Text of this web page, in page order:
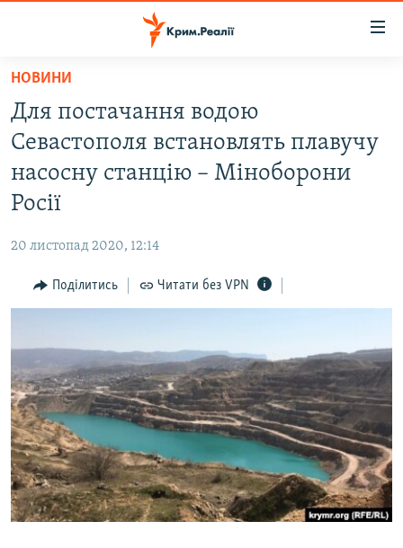
Перейти
основного
матеріалу
до
основної
Перейти
пошуку
ВОДА.КРИМ
ПОЛІТИКА
ІНТЕРВ'Ю
СПЕЦПРОЕКТИ
ДЕПОРТАЦІЯ
ВІДЕОУРОКИ «ELIFBE»
СВІДЧЕННЯ ОКУПАЦІЇ
УКРАЇНСЬКА ПРОБЛЕМА КРИМУ
ІНФОГРАФІКА
ЯК ОБІЙТИ БЛОКУВАННЯ
Русский
Qırımtatar
ДОЛУЧАЙСЯ!
НОВИНИ
Для постачання водою
Севастополя встановлять плавучу
насосну станцію – Міноборони
Росії
20 листопад 2020, 12:14
Поділитись Читати без VPN